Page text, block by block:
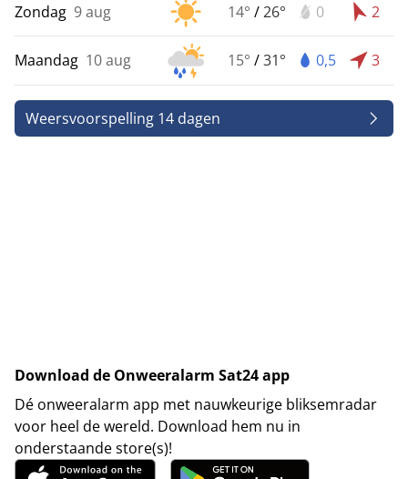
Zondag 9 aug 14° /26° 0 2
Maandag 10 aug 15° /31° 0,5 3
Weersvoorspelling 14 dagen
Download de Onweeralarm Sat24 app
Dé onweeralarm app met nauwkeurige bliksemradar
voor heel de wereld. Download hem nu in
onderstaande store(s)!